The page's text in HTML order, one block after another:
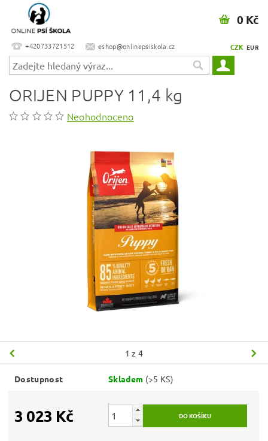
+420733721512 eshop@onlinepsiskola.cz CZK EUR
0 Kč
ORIJEN PUPPY 11,4 kg
Neohodnoceno
1 z 4
Dostupnost Skladem (>5 KS)
3 023 Kč